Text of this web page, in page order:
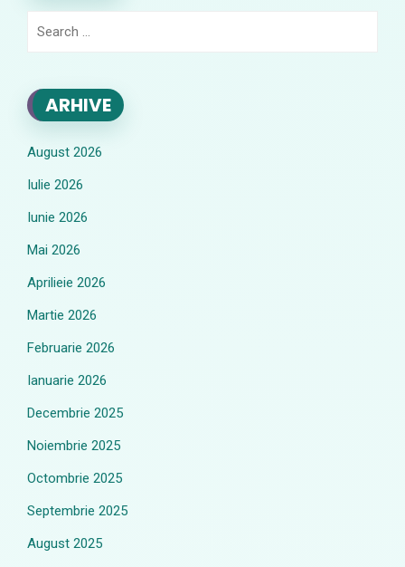
ARHIVE
August 2026
Iulie 2026
Iunie 2026
Mai 2026
Aprilieie 2026
Martie 2026
Februarie 2026
Ianuarie 2026
Decembrie 2025
Noiembrie 2025
Octombrie 2025
Septembrie 2025
August 2025